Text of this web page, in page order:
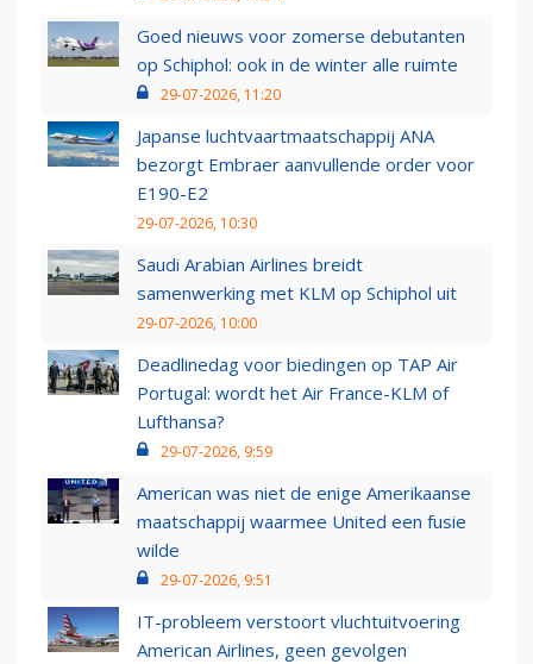
Goed nieuws voor zomerse debutanten
op Schiphol: ook in de winter alle ruimte
29-07-2026, 11:20
Japanse luchtvaartmaatschappij ANA
bezorgt Embraer aanvullende order voor
E190-E2
29-07-2026, 10:30
Saudi Arabian Airlines breidt
samenwerking met KLM op Schiphol uit
29-07-2026, 10:00
Deadlinedag voor biedingen op TAP Air
Portugal: wordt het Air France-KLM of
Lufthansa?
29-07-2026, 9:59
American was niet de enige Amerikaanse
maatschappij waarmee United een fusie
wilde
29-07-2026, 9:51
IT-probleem verstoort vluchtuitvoering
American Airlines, geen gevolgen